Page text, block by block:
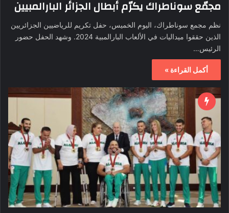
مجمّع سوناطراك يكرّم أبطال الجزائر البارالمبيين
نظم مجمع سوناطراك، اليوم الخميس، حفل تكريم للرياضيين الجزائريين
الذين حققوا ميداليات في الألعاب البارالمبية 2024. وشهد الحفل حضور
الرئيس…
أكمل القراءة »